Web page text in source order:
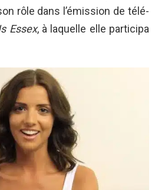
rôle dans l’émission de télé-
Essex, à laquelle elle participa